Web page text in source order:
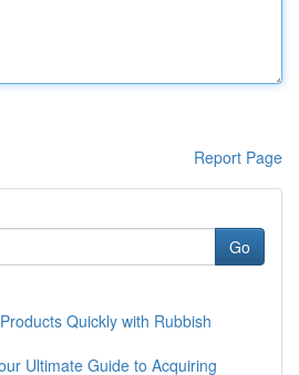
Report Page
Go
Quickly with Rubbish
Ultimate Guide to Acquiring